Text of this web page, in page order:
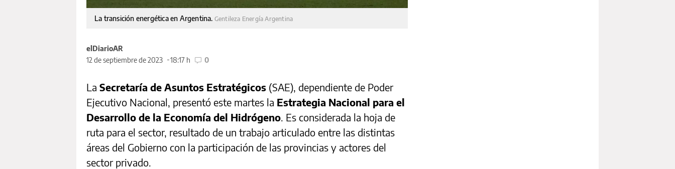
La transición energética en Argentina. Gentileza Energía Argentina
elDiarioAR
12 de septiembre de 2023
18:17 h 0
La Secretaría de Asuntos Estratégicos (SAE), dependiente de Poder
Ejecutivo Nacional, presentó este martes la Estrategia Nacional para el
Desarrollo de la Economía del Hidrógeno. Es considerada la hoja de
ruta para el sector, resultado de un trabajo articulado entre las distintas
áreas del Gobierno con la participación de las provincias y actores del
sector privado.